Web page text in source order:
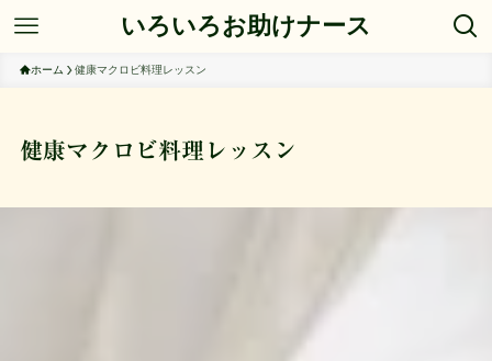
いろいろお助けナース
ホーム 健康マクロビ料理レッスン
健康マクロビ料理レッスン